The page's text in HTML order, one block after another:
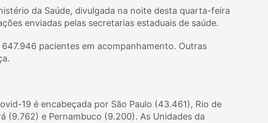
da Saúde, divulgada na noite desta quarta-feira
enviadas pelas secretarias estaduais de saúde.
pacientes em acompanhamento. Outras
19 é encabeçada por São Paulo (43.461), Rio de
(9.762) e Pernambuco (9.200). As Unidades da